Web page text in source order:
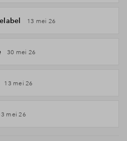
13 mei 26
30 mei 26
13 mei 26
mei 26